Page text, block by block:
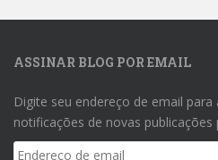
ASSINAR BLOG POR EMAIL
Digite seu endereço de email
notificações de novas publicações
Endereço